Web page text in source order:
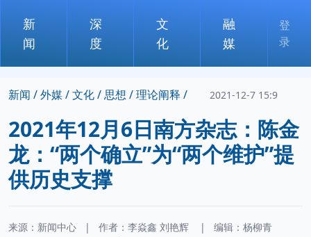
新
闻
深
度
文
化
融
媒
登
录
新闻 /外媒 /文化 /思想 /理论阐释 / 2021-12-7 15:9
2021年12月6日南方杂志：陈金
龙：“两个确立”为“两个维护”提
供历史支撑
来源：新闻中心 | 作者： 李焱鑫 刘艳辉 |
编辑：杨柳青